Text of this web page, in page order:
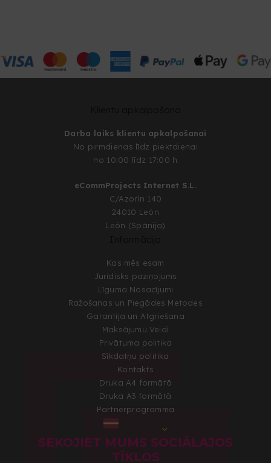
Darba laiks klientu apkalpošanai
No pirmdienas līdz piektdienai
no 10:00 līdz 17:00 h
eCommProjects Internet S.L.
C/Azorín 140
24010 León
León (Spānija)
Kas mēs esam
Juridisks paziņojums
Līguma Nosacījumi
Ražošanas un Piegādes Metodes
Garantija un Atgriešana
Maksājumu Veidi
Privātuma politika
Sīkdatņu politika
Kontakts
Druka A4 formātā
Druka A3 formātā
Partnerprogramma
SEKOJIET MUMS SOCIĀLAJOS
TĪKLOS